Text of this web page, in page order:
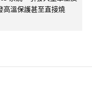
高溫保護甚至直接燒